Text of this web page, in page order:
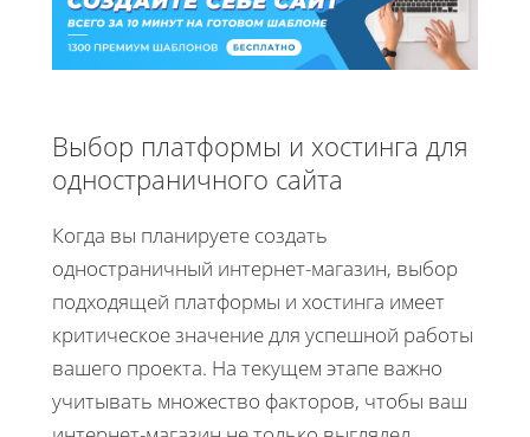
Выбор платформы и хостинга для
одностраничного сайта
Когда вы планируете создать
одностраничный интернет-магазин, выбор
подходящей платформы и хостинга имеет
критическое значение для успешной работы
вашего проекта. На текущем этапе важно
учитывать множество факторов, чтобы ваш